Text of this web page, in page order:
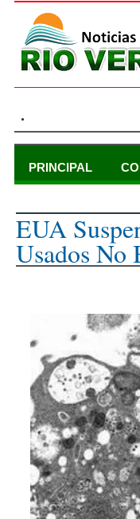
.
PRINCIPAL
EUA
Usados No